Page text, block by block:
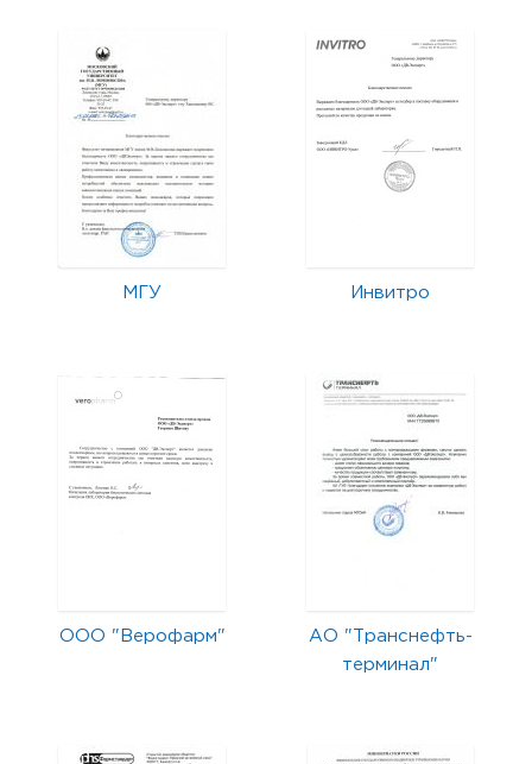
МГУ Инвитро
ООО "Верофарм"
АО "Транснефть-
терминал"